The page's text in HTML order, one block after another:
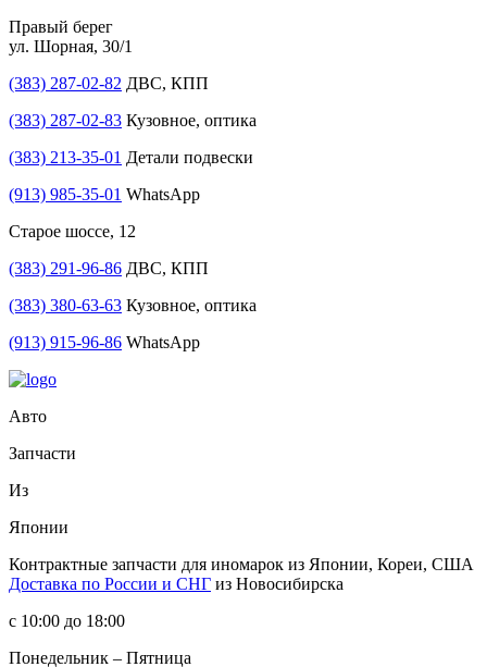
Правый берег
ул. Шорная, 30/1
(383) 287-02-82 ДВС, КПП
(383) 287-02-83 Кузовное, оптика
(383) 213-35-01 Детали подвески
(913) 985-35-01 WhatsApp
Старое шоссе, 12
(383) 291-96-86 ДВС, КПП
(383) 380-63-63 Кузовное, оптика
(913) 915-96-86 WhatsApp
Авто
Запчасти
Из
Японии
Контрактные запчасти для иномарок из Японии, Кореи, США
Доставка по России и СНГ из Новосибирска
с 10:00 до 18:00
Понедельник – Пятница